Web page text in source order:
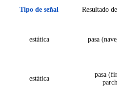
Tipo de señal Resultado
estática pasa
estática
pasa